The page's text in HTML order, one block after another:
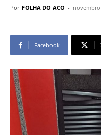
Por FOLHA DO ACO - novembro
Facebook